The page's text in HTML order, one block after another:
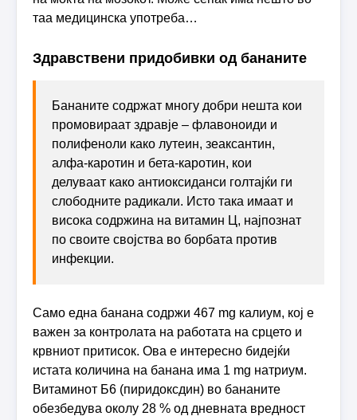
таа медицинска употреба…
Здравствени придобивки од бананите
Бананите содржат многу добри нешта кои
промовираат здравје – флавоноиди и
полифеноли како лутеин, зеаксантин,
алфа-каротин и бета-каротин, кои
делуваат како антиоксиданси голтајќи ги
слободните радикали. Исто така имаат и
висока содржина на витамин Ц, најпознат
по своите својства во борбата против
инфекции.
Само една банана содржи 467 mg калиум, кој е
важен за контролата на работата на срцето и
крвниот притисок. Ова е интересно бидејќи
истата количина на банана има 1 mg натриум.
Витаминот Б6 (пиридоксдин) во бананите
обезбедува околу 28 % од дневната вредност